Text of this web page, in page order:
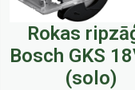
Rokas
Bosch GKS
(solo)